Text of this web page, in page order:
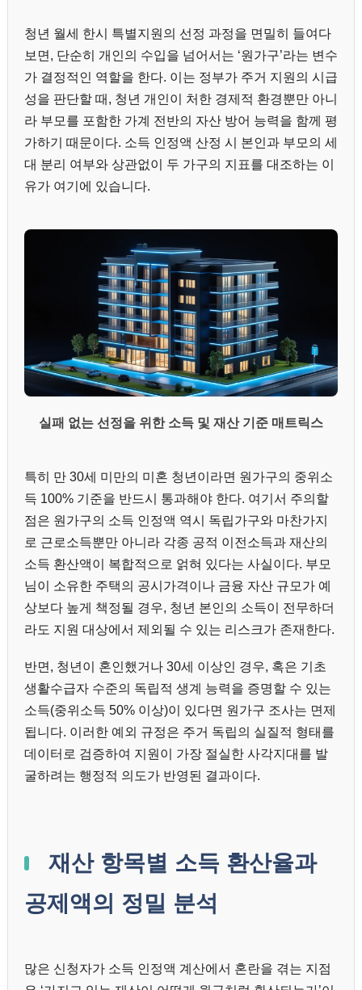
청년 월세 한시 특별지원의 선정 과정을 면밀히 들여다
보면, 단순히 개인의 수입을 넘어서는 ‘원가구’라는 변수
가 결정적인 역할을 한다. 이는 정부가 주거 지원의 시급
성을 판단할 때, 청년 개인이 처한 경제적 환경뿐만 아니
라 부모를 포함한 가계 전반의 자산 방어 능력을 함께 평
가하기 때문이다. 소득 인정액 산정 시 본인과 부모의 세
대 분리 여부와 상관없이 두 가구의 지표를 대조하는 이
유가 여기에 있습니다.
실패 없는 선정을 위한 소득 및 재산 기준 매트릭스
특히 만 30세 미만의 미혼 청년이라면 원가구의 중위소
득 100% 기준을 반드시 통과해야 한다. 여기서 주의할
점은 원가구의 소득 인정액 역시 독립가구와 마찬가지
로 근로소득뿐만 아니라 각종 공적 이전소득과 재산의
소득 환산액이 복합적으로 얽혀 있다는 사실이다. 부모
님이 소유한 주택의 공시가격이나 금융 자산 규모가 예
상보다 높게 책정될 경우, 청년 본인의 소득이 전무하더
라도 지원 대상에서 제외될 수 있는 리스크가 존재한다.
반면, 청년이 혼인했거나 30세 이상인 경우, 혹은 기초
생활수급자 수준의 독립적 생계 능력을 증명할 수 있는
소득(중위소득 50% 이상)이 있다면 원가구 조사는 면제
됩니다. 이러한 예외 규정은 주거 독립의 실질적 형태를
데이터로 검증하여 지원이 가장 절실한 사각지대를 발
굴하려는 행정적 의도가 반영된 결과이다.
재산 항목별 소득 환산율과
공제액의 정밀 분석
많은 신청자가 소득 인정액 계산에서 혼란을 겪는 지점